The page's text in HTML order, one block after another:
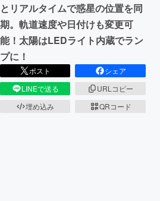
CAMPFIRE for Social Good
CAMPFIREふるさと納税
とリアルタイムで惑星の位置を同
期。軌道速度や日付けも変更可
能！太陽はLEDライト内蔵でラン
プに！
ポスト
シェア
LINEで送る
URLコピー
埋め込み
QRコード